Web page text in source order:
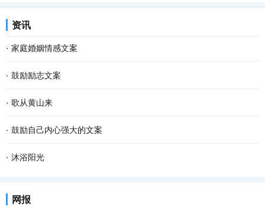
资讯
· 家庭婚姻情感文案
· 鼓励励志文案
· 歌从黄山来
· 鼓励自己内心强大的文案
· 沐浴阳光
网报